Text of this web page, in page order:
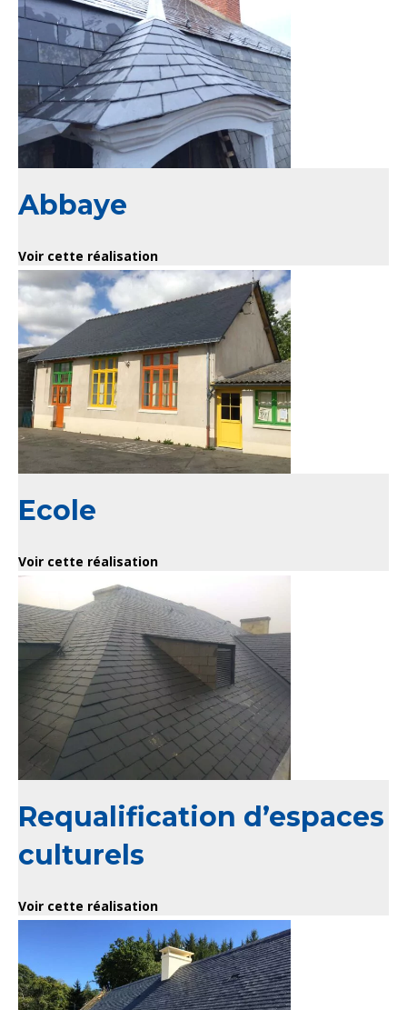
Abbaye
Voir cette réalisation
Ecole
Voir cette réalisation
Requalification d’espaces
culturels
Voir cette réalisation